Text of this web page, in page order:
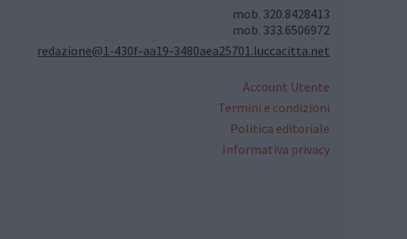
mob. 320.8428413
mob. 333.6506972
redazione@1-430f-aa19-3480aea25701.luccacitta.net
Account Utente
Termini e condizioni
Politica editoriale
Informativa privacy